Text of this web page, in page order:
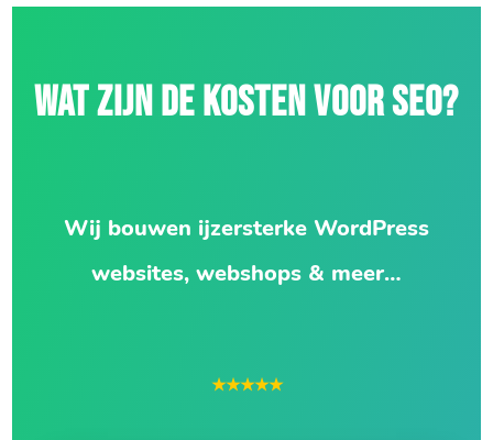
WAT ZIJN DE KOSTEN VOOR SEO?
Wij bouwen ijzersterke WordPress
websites, webshops & meer…
★★★★★